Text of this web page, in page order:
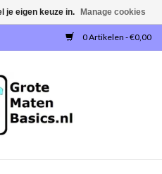
0 Artikelen - €0,00
je eigen keuze in. Manage cookies